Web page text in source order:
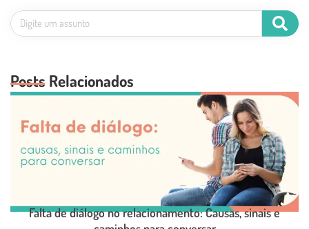
Posts Relacionados
Falta de diálogo no relacionamento: Causas, sinais e